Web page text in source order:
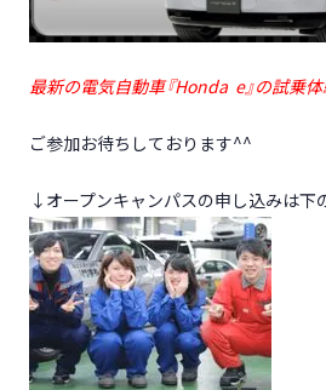
最新の電気自動車『Honda e』の試乗体
ご参加お待ちしております^^
↓オープンキャンパスの申し込みは下